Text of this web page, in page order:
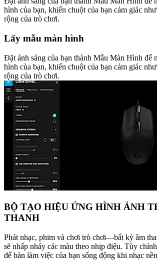
hình của bạn, khiến chuột của bạn cảm giác
rộng của trò chơi.
Lấy mẫu màn hình
Đặt ánh sáng của bạn thành Mẫu Màn Hình để
hình của bạn, khiến chuột của bạn cảm giác
rộng của trò chơi.
BỘ TẠO HIỆU ỨNG HÌNH ẢNH
THANH
Phát nhạc, phim và chơi trò chơi—bất kỳ âm
sẽ nhấp nháy các màu theo nhịp điệu. Tùy
để bàn làm việc của bạn sống động khi nhạc